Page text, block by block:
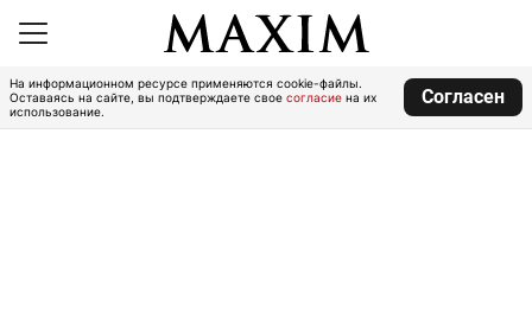
На информационном ресурсе применяются cookie-файлы.
Оставаясь на сайте, вы подтверждаете свое согласие на их
использование.
Согласен